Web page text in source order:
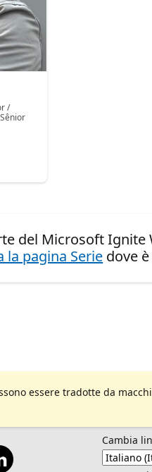
/
del Microsoft Ignite
la pagina Serie dove
essere tradotte da
Cambia